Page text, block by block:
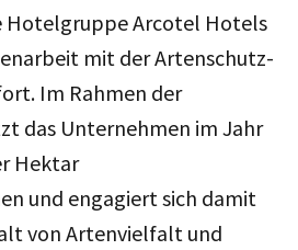
Hotelgruppe Arcotel Hotels
mit der Artenschutz-
Im Rahmen der
das Unternehmen im Jahr
Hektar
und engagiert sich damit
von Artenvielfalt und